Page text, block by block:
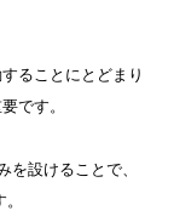
ることにとどまり
です。
を設けることで、